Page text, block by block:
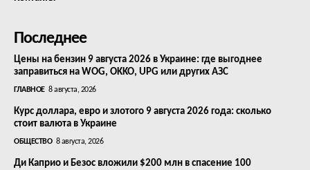
Последнее
Цены на бензин 9 августа 2026 в Украине: где выгоднее
заправиться на WOG, OKKO, UPG или других АЗС
ГЛАВНОЕ 8 августа, 2026
Курс доллара, евро и злотого 9 августа 2026 года: сколько
стоит валюта в Украине
ОБЩЕСТВО 8 августа, 2026
Ди Каприо и Безос вложили $200 млн в спасение 100